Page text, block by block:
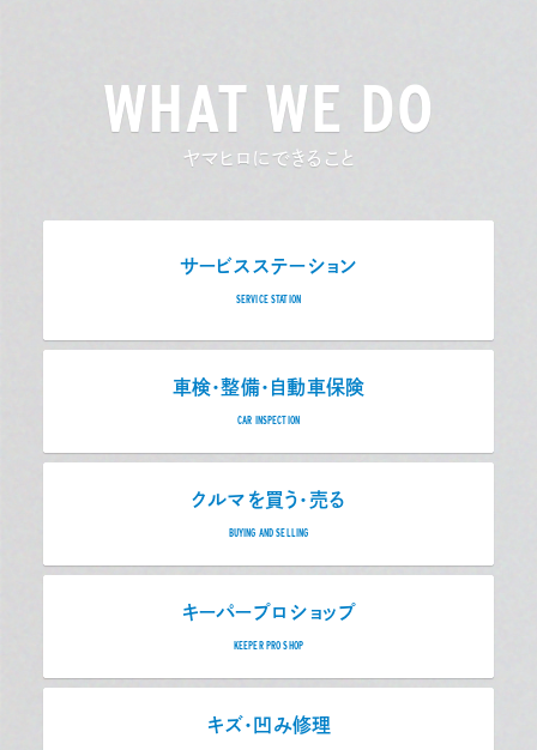
WHAT WE DO
ヤマヒロにできること
サービスステーション
SERVICE STATION
車検・整備・自動車保険
CAR INSPECTION
クルマを買う・売る
BUYING AND SELLING
キーパープロショップ
KEEPER PRO SHOP
キズ・凹み修理